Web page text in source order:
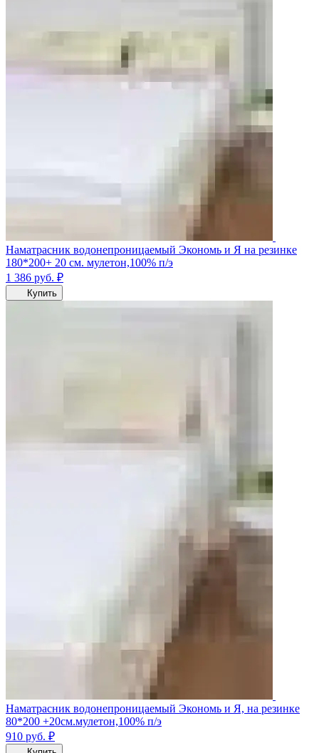
Наматрасник водонепроницаемый Экономь и Я на резинке
180*200+ 20 см. мулетон,100% п/э
1 386 руб. ₽
Купить
Наматрасник водонепроницаемый Экономь и Я, на резинке
80*200 +20см.мулетон,100% п/э
910 руб. ₽